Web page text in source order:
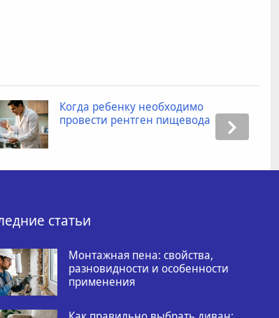
Когда ребенку необходимо
провести рентген пищевода
статьи
Монтажная пена: свойства,
разновидности и особенности
применения